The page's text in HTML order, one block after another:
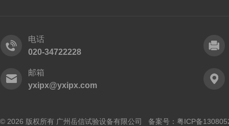
电话
020-34722228
邮箱
yxipx@yxipx.com
© 2026 版权所有 广州岳信试验设备有限公司 备案号： 粤ICP备